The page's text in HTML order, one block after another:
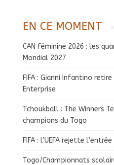
EN CE MOMENT
CAN féminine 2026 : les
Mondial 2027
FIFA : Gianni Infantino
Enterprise
Tchoukball : The Winners
champions du Togo
FIFA : l’UEFA rejette
Togo/Championnats